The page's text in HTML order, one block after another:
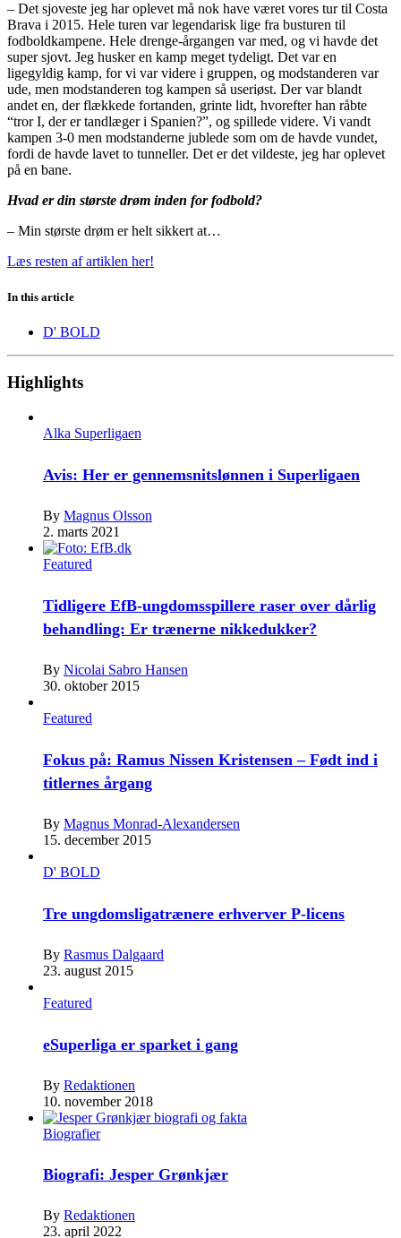
– Det sjoveste jeg har oplevet må nok have været vores tur til Costa
Brava i 2015. Hele turen var legendarisk lige fra busturen til
fodboldkampene. Hele drenge-årgangen var med, og vi havde det
super sjovt. Jeg husker en kamp meget tydeligt. Det var en
ligegyldig kamp, for vi var videre i gruppen, og modstanderen var
ude, men modstanderen tog kampen så useriøst. Der var blandt
andet en, der flækkede fortanden, grinte lidt, hvorefter han råbte
“tror I, der er tandlæger i Spanien?”, og spillede videre. Vi vandt
kampen 3-0 men modstanderne jublede som om de havde vundet,
fordi de havde lavet to tunneller. Det er det vildeste, jeg har oplevet
på en bane.
Hvad er din største drøm inden for fodbold?
– Min største drøm er helt sikkert at…
Læs resten af artiklen her!
In this article
D' BOLD
Highlights
Alka Superligaen
Avis: Her er gennemsnitslønnen i Superligaen
By Magnus Olsson
2. marts 2021
Featured
Tidligere EfB-ungdomsspillere raser over dårlig
behandling: Er trænerne nikkedukker?
By Nicolai Sabro Hansen
30. oktober 2015
Featured
Fokus på: Ramus Nissen Kristensen – Født ind i
titlernes årgang
By Magnus Monrad-Alexandersen
15. december 2015
D' BOLD
Tre ungdomsligatrænere erhverver P-licens
By Rasmus Dalgaard
23. august 2015
Featured
eSuperliga er sparket i gang
By Redaktionen
10. november 2018
Biografier
Biografi: Jesper Grønkjær
By Redaktionen
23. april 2022